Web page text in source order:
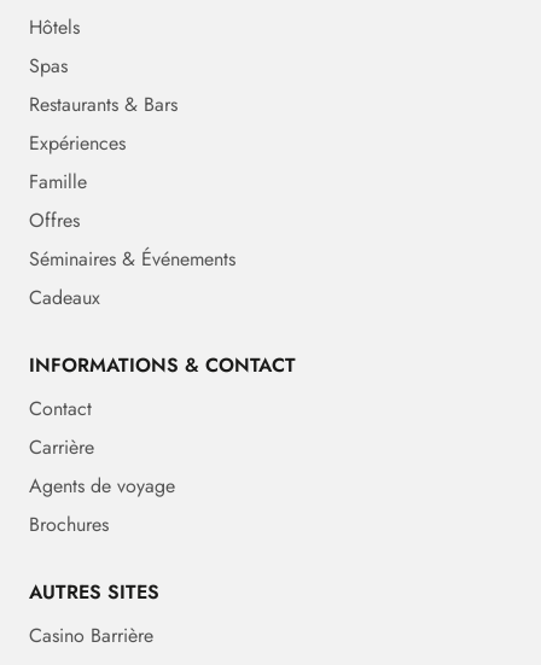
Hôtels
Spas
Restaurants & Bars
Expériences
Famille
Offres
Séminaires & Événements
Cadeaux
INFORMATIONS & CONTACT
Contact
Carrière
Agents de voyage
Brochures
AUTRES SITES
Casino Barrière